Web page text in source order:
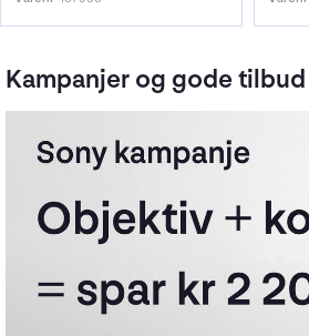
Kampanjer og gode tilbud